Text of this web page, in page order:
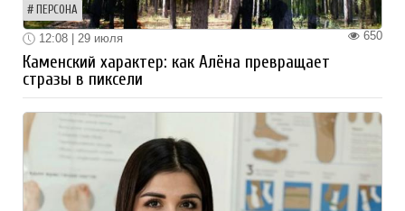
ПЕРСОНА
650
12:08 | 29 июля
Каменский характер: как Алёна превращает
стразы в пиксели